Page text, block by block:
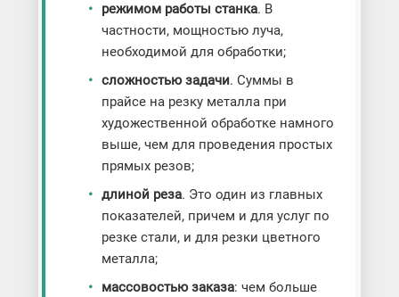
режимом работы станка. В
частности, мощностью луча,
необходимой для обработки;
cложностью задачи. Суммы в
прайсе на резку металла при
художественной обработке намного
выше, чем для проведения простых
прямых резов;
длиной реза. Это один из главных
показателей, причем и для услуг по
резке стали, и для резки цветного
металла;
массовостью заказа: чем больше